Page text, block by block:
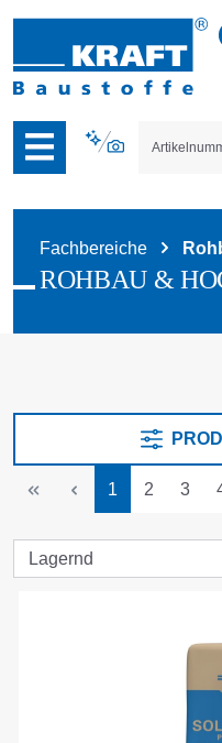
der B2B-
Fachbereiche
ROHBAU &
Seite
1 Seite
2 Seite
3